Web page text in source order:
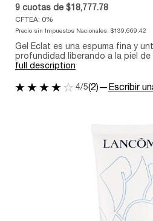
9 cuotas de $18,777.78
CFTEA: 0%
Precio sin Impuestos Nacionales: $139,669.42
Gel Eclat es una espuma fina y
profundidad liberando a la piel de
full description
4/5(2)— Escribir